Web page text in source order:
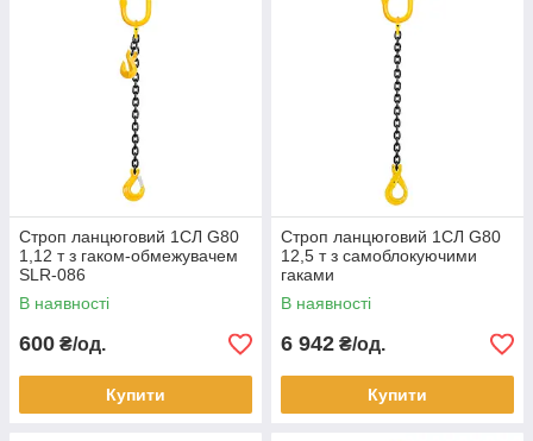
Строп ланцюговий 1СЛ G80
1,12 т з гаком-обмежувачем
SLR-086
В наявності
600 ₴/од.
Купити
Строп ланцюговий 1СЛ G80
12,5 т з самоблокуючими
гаками
В наявності
6 942 ₴/од.
Купити